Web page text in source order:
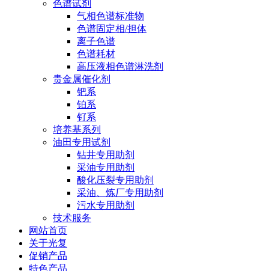
色谱试剂
气相色谱标准物
色谱固定相/担体
离子色谱
色谱耗材
高压液相色谱淋洗剂
贵金属催化剂
钯系
铂系
钌系
培养基系列
油田专用试剂
钻井专用助剂
采油专用助剂
酸化压裂专用助剂
采油、炼厂专用助剂
污水专用助剂
技术服务
网站首页
关于光复
促销产品
特色产品